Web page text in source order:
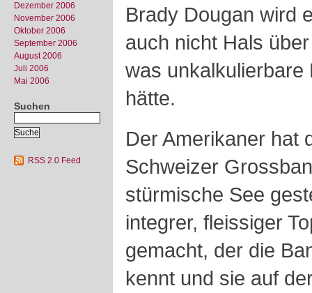
Dezember 2006
November 2006
Oktober 2006
September 2006
August 2006
Juli 2006
Mai 2006
Suchen
RSS 2.0 Feed
Brady Dougan wird
auch nicht Hals
was unkalkulierbare
hätte.
Der Amerikaner hat
Schweizer
stürmische See
integrer, fleissiger
gemacht, der die
kennt und sie auf